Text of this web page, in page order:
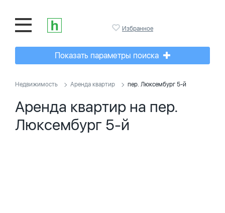
Избранное
Показать параметры поиска
Недвижимость Аренда квартир пер. Люксембург 5-й
Аренда квартир на пер.
Люксембург 5-й